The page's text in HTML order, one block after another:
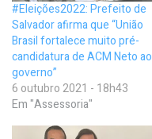
#Eleições2022: Prefeito de
Salvador afirma que “União
Brasil fortalece muito pré-
candidatura de ACM Neto ao
governo”
6 outubro 2021 - 18h43
Em "Assessoria"